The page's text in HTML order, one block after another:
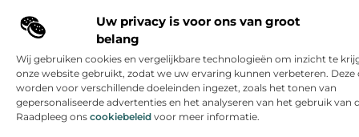
Uw privacy is voor ons van groot
belang
Wij gebruiken cookies en vergelijkbare technologieën om inzicht te
onze website gebruikt, zodat we uw ervaring kunnen verbeteren. Deze
worden voor verschillende doeleinden ingezet, zoals het tonen van
gepersonaliseerde advertenties en het analyseren van het gebruik van
Raadpleeg ons cookiebeleid voor meer informatie.